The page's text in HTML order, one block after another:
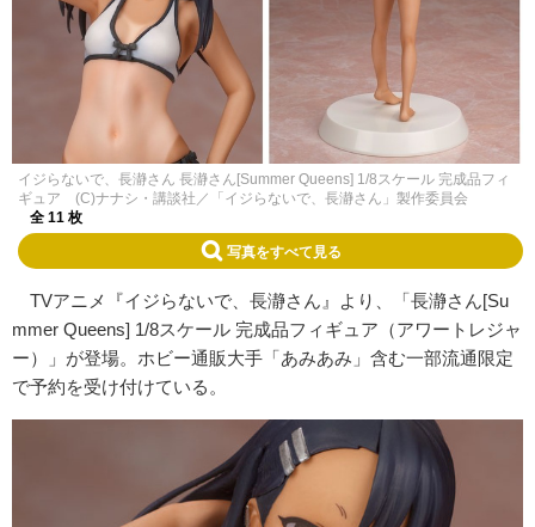
イジらないで、長瀞さん 長瀞さん[Summer Queens] 1/8スケール 完成品フィ
ギュア (C)ナナシ・講談社／「イジらないで、長瀞さん」製作委員会
全 11 枚
写真をすべて見る
TVアニメ『イジらないで、長瀞さん』より、「長瀞さん[Su
mmer Queens] 1/8スケール 完成品フィギュア（アワートレジャ
ー）」が登場。ホビー通販大手「あみあみ」含む一部流通限定
で予約を受け付けている。